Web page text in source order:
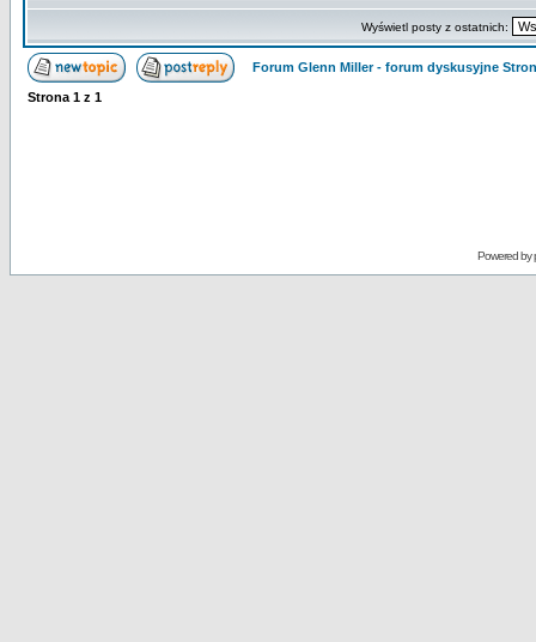
Wyświetl posty z ostatnich:
Forum Glenn Miller - forum dyskusyjne
Strona 1 z 1
Powered by